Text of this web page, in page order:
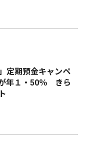
定期預金キャンペ
年１・50％ きら